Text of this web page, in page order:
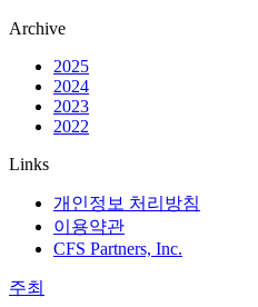
Archive
2025
2024
2023
2022
Links
개인정보 처리방침
이용약관
CFS Partners, Inc.
주최